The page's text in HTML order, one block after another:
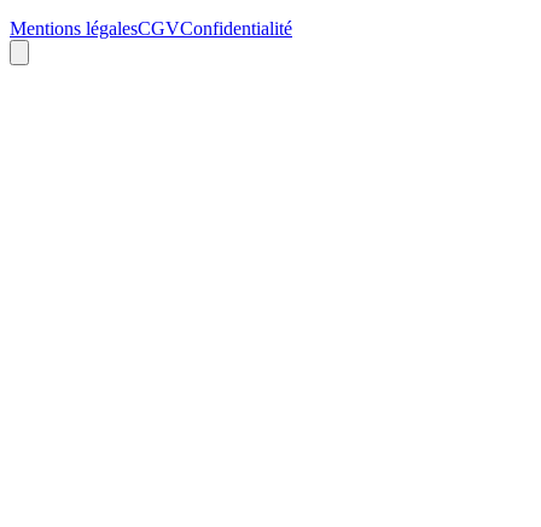
Mentions légalesCGVConfidentialité